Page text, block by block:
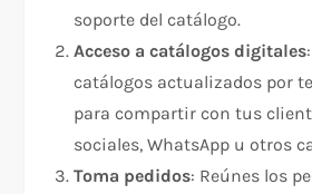
soporte del catálogo.
Acceso a catálogos digitales
catálogos actualizados por
para compartir con tus
sociales, WhatsApp u otros
Toma pedidos: Reúnes los